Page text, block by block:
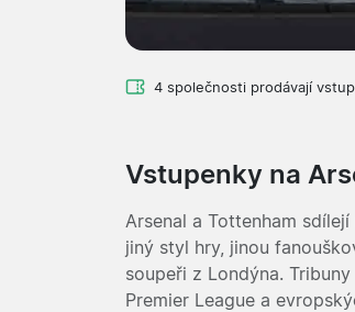
4 společnosti prodávají
Vstupenky na
Arsenal a Tottenham
jiný styl hry, jinou
soupeři z Londýna.
Premier League a